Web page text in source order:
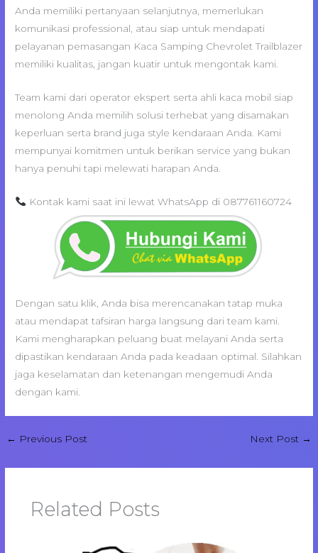
Anda memiliki pertanyaan selanjutnya, memerlukan
komunikasi professional, atau siap untuk mendapati
pelayanan pemasangan Kaca Samping Chevrolet Trailblazer
memiliki kualitas, jangan kuatir untuk mengontak kami.
Team kami dari operator ekspert serta ahli kaca mobil siap
menolong Anda memilih solusi terhebat yang disamakan
keperluan serta brand juga style kendaraan Anda. Kami
mempunyai komitmen untuk berikan service yang bukan
hanya penuhi tapi melewati harapan Anda.
Kontak kami saat ini lewat WhatsApp di 087761160724
Dengan satu klik, Anda bisa merencanakan tatap muka
atau mendapat tafsiran harga langsung dari team kami.
Kami mengharapkan peluang buat melayani Anda serta
dipastikan kendaraan Anda pada keadaan optimal. Silahkan
jaga keselamatan dan ketenangan mengemudi Anda
dengan kami.
← Previous Post Next Post →
Related Posts